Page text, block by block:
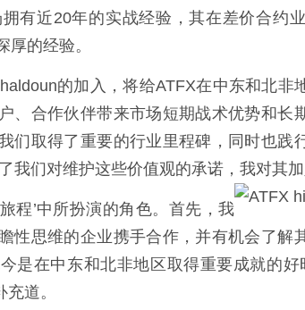
有近20年的实战经验，其在差价合约
厚的经验。
的加入，将给ATFX在中东和北
、合作伙伴带来市场短期战术优势和长
们取得了重要的行业里程碑，同时也践
我们对维护这些价值观的承诺，我对其
程’中所扮演的角色。首先，我
性思维的企业携手合作，并有机会了解
是在中东和北非地区取得重要成就的好
道。